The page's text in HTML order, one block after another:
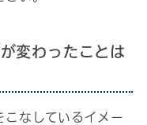
変わったことは
こなしているイメー